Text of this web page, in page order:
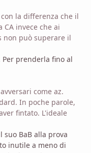
la differenza che il
invece che ai
non può superare il
Per prenderla fino al
come az.
In poche parole,
fintato. L'ideale
suo BaB alla prova
inutile a meno di